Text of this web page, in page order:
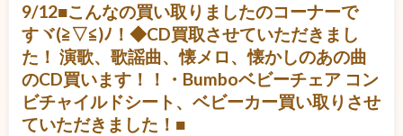
9/12■こんなの買い取りましたのコーナーで
すヾ(≧▽≦)ﾉ！◆CD買取させていただきまし
た！ 演歌、歌謡曲、懐メロ、懐かしのあの曲
のCD買います！！・Bumboベビーチェア コン
ビチャイルドシート、ベビーカー買い取りさせ
ていただきました！■